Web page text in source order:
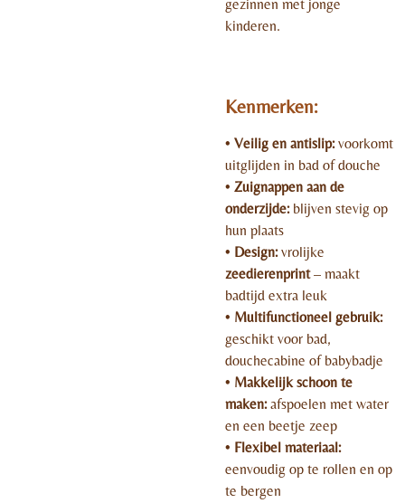
gezinnen met jonge
kinderen.
Kenmerken:
• Veilig en antislip:voorkomt
uitglijden in bad of douche
• Zuignappen aan de
onderzijde:blijven stevig op
hun plaats
• Design:vrolijke
zeedierenprint– maakt
badtijd extra leuk
• Multifunctioneel gebruik:
geschikt voor bad,
douchecabine of babybadje
• Makkelijk schoon te
maken:afspoelen met water
en een beetje zeep
• Flexibel materiaal:
eenvoudig op te rollen en op
te bergen